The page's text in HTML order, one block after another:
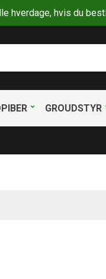
hverdage, hvis du
GROUDSTYR